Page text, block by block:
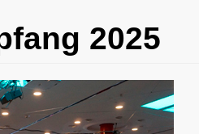
2025